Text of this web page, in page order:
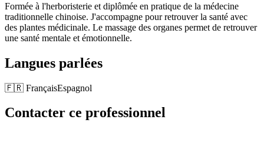
Formée à l'herboristerie et diplômée en pratique de la médecine
traditionnelle chinoise. J'accompagne pour retrouver la santé avec
des plantes médicinale. Le massage des organes permet de retrouver
une santé mentale et émotionnelle.
Langues parlées
🇫🇷 FrançaisEspagnol
Contacter ce professionnel